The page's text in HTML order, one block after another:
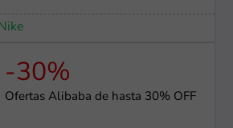
-30%
Ofertas Alibaba de hasta 30% OFF